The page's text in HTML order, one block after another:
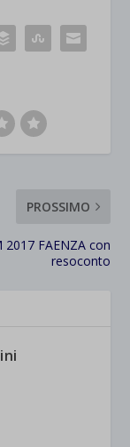
PROSSIMO
2017 FAENZA con
resoconto